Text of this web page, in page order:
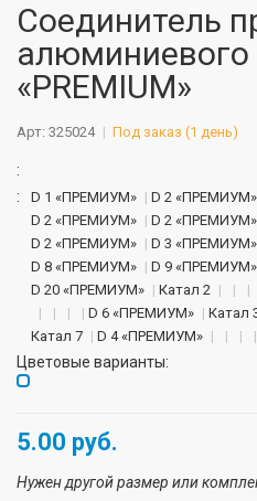
Соединитель
алюминиевого
«PREMIUM»
Арт: 325024 Под заказ (1 день)
:
:
D 1 «ПРЕМИУМ» D 2 «ПРЕМИУМ»
D 2 «ПРЕМИУМ»
D 2 «ПРЕМИУМ»
D 2 «ПРЕМИУМ»
D 3 «ПРЕМИУМ»
D 8 «ПРЕМИУМ»
D 9 «ПРЕМИУМ»
D 20 «ПРЕМИУМ»
Катал 2
D 6 «ПРЕМИУМ»
Катал
Катал 7
D 4 «ПРЕМИУМ»
Цветовые варианты:
5.00 руб.
Нужен другой размер или